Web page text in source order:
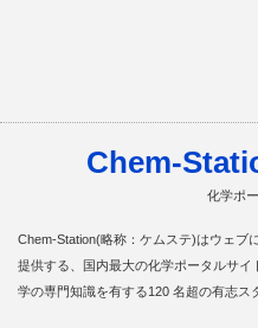
Chem-
化学ポ
Chem-Station(略称：ケムステ)はウェブ
提供する、国内最大の化学ポータルサ
学の専門知識を有する120 名超の有志ス